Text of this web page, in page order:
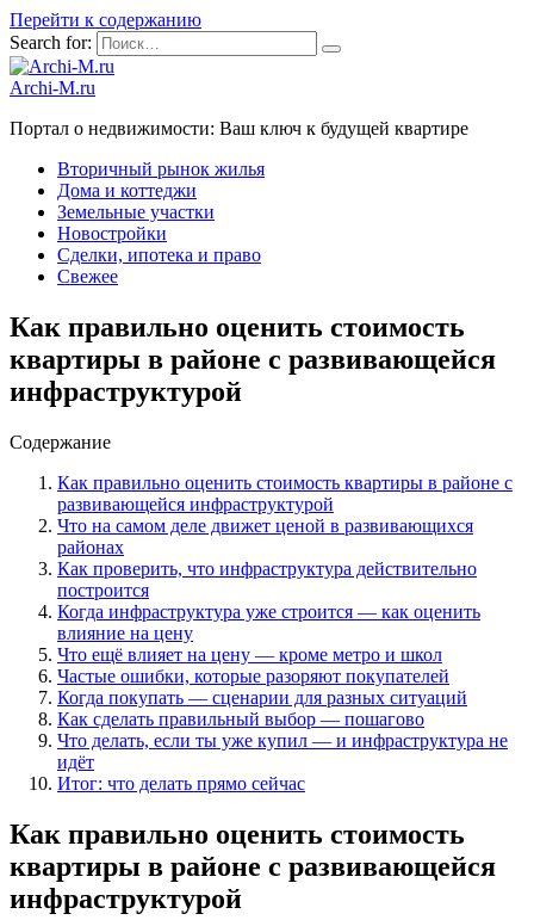
Перейти к содержанию
Search for:
Archi-M.ru
Портал о недвижимости: Ваш ключ к будущей квартире
Вторичный рынок жилья
Дома и коттеджи
Земельные участки
Новостройки
Сделки, ипотека и право
Свежее
Как правильно оценить стоимость
квартиры в районе с развивающейся
инфраструктурой
Содержание
Как правильно оценить стоимость квартиры в районе с
развивающейся инфраструктурой
Что на самом деле движет ценой в развивающихся
районах
Как проверить, что инфраструктура действительно
построится
Когда инфраструктура уже строится — как оценить
влияние на цену
Что ещё влияет на цену — кроме метро и школ
Частые ошибки, которые разоряют покупателей
Когда покупать — сценарии для разных ситуаций
Как сделать правильный выбор — пошагово
Что делать, если ты уже купил — и инфраструктура не
идёт
Итог: что делать прямо сейчас
Как правильно оценить стоимость
квартиры в районе с развивающейся
инфраструктурой